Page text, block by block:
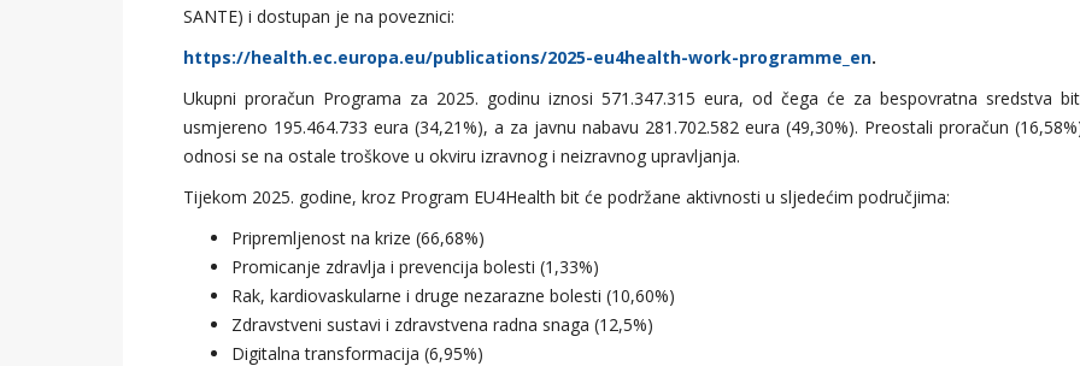
SANTE) i dostupan je na poveznici:
https://health.ec.europa.eu/publications/2025-eu4health-work-programme_en.
Ukupni proračun Programa za 2025. godinu iznosi 571.347.315 eura, od čega će za bespovratna sredstva
usmjereno 195.464.733 eura (34,21%), a za javnu nabavu 281.702.582 eura (49,30%). Preostali proračun
odnosi se na ostale troškove u okviru izravnog i neizravnog upravljanja.
Tijekom 2025. godine, kroz Program EU4Health bit će podržane aktivnosti u sljedećim područjima:
Pripremljenost na krize (66,68%)
Promicanje zdravlja i prevencija bolesti (1,33%)
Rak, kardiovaskularne i druge nezarazne bolesti (10,60%)
Zdravstveni sustavi i zdravstvena radna snaga (12,5%)
Digitalna transformacija (6,95%)